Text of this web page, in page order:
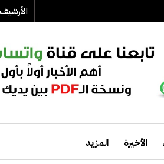
الأرشيف
الأخيرة المزيد